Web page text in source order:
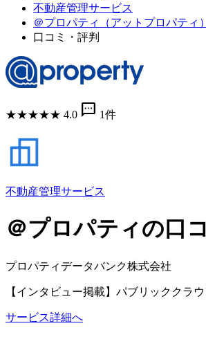
不動産管理サービス
＠プロパティ（アットプロパティ）
口コミ・評判
★★★★★ 4.0 sms 1件
不動産管理サービス
＠プロパティの口
プロパティデータバンク株式会社
【インタビュー掲載】パブリッククラ
サービス詳細へ